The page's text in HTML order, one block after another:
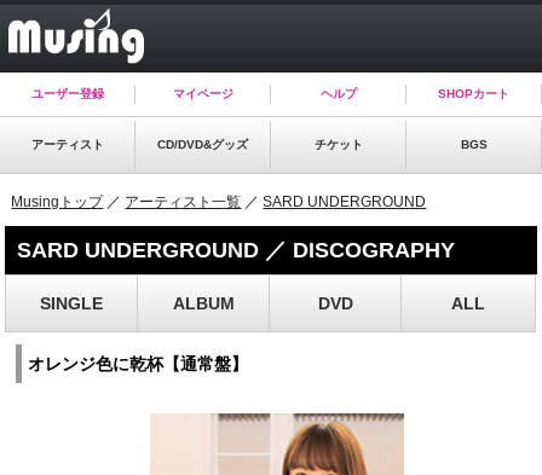
ユーザー登録 マイページ ヘルプ SHOPカート
アーティスト CD/DVD&グッズ チケット BGS
Musingトップ／ アーティスト一覧 ／SARD UNDERGROUND
SARD UNDERGROUND ／ DISCOGRAPHY
SINGLE ALBUM DVD ALL
オレンジ色に乾杯【通常盤】